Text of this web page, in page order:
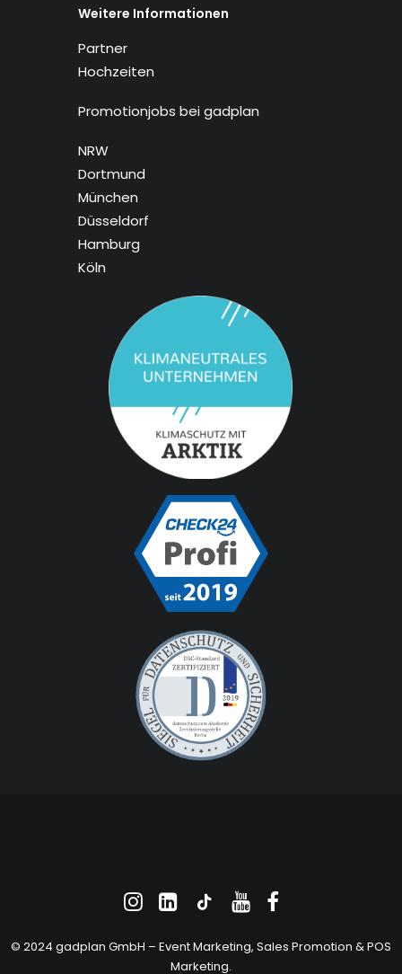
Weitere Informationen
Partner
Hochzeiten
Promotionjobs bei gadplan
NRW
Dortmund
München
Düsseldorf
Hamburg
Köln
© 2024 gadplan GmbH – Event Marketing, Sales Promotion &POS
Marketing.